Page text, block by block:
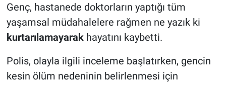
Genç, hastanede doktorların yaptığı tüm
yaşamsal müdahalelere rağmen ne yazık ki
kurtarılamayarakhayatını kaybetti.
Polis, olayla ilgili inceleme başlatırken, gencin
kesin ölüm nedeninin belirlenmesi için